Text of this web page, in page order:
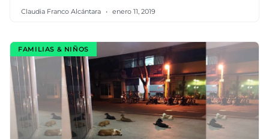
Claudia Franco Alcántara enero 11, 2019
FAMILIAS & NIÑOS